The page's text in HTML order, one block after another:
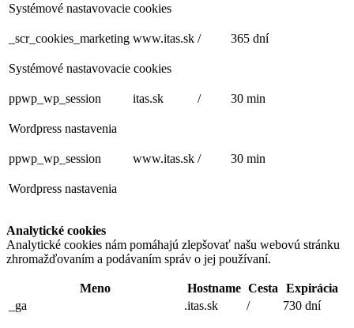
Systémové nastavovacie cookies
_scr_cookies_marketing www.itas.sk / 365 dní
Systémové nastavovacie cookies
ppwp_wp_session itas.sk / 30 min
Wordpress nastavenia
ppwp_wp_session www.itas.sk / 30 min
Wordpress nastavenia
Analytické cookies
Analytické cookies nám pomáhajú zlepšovať našu webovú stránku
zhromažďovaním a podávaním správ o jej používaní.
Meno Hostname Cesta
Expirácia
_ga
.itas.sk / 730 dní